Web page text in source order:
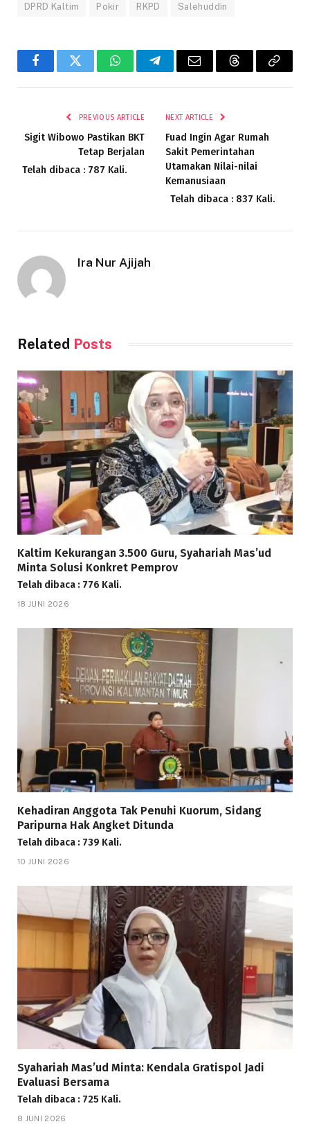
DPRD Kaltim Pokir RKPD Salehuddin
FacebookTwitter WhatsAppTelegramEmail ThreadsCopy
PREVIOUS ARTICLE
Sigit Wibowo Pastikan BKT
Tetap Berjalan
Telah dibaca : 787 Kali.
NEXT ARTICLE
Fuad Ingin Agar Rumah
Sakit Pemerintahan
Utamakan Nilai-nilai
Kemanusiaan
Telah dibaca : 837 Kali.
Ira Nur Ajijah
Related Posts
Kaltim Kekurangan 3.500 Guru, Syahariah Mas’ud
Minta Solusi Konkret Pemprov
Telah dibaca : 776 Kali.
18 JUNI 2026
Kehadiran Anggota Tak Penuhi Kuorum, Sidang
Paripurna Hak Angket Ditunda
Telah dibaca : 739 Kali.
10 JUNI 2026
Syahariah Mas’ud Minta: Kendala Gratispol Jadi
Evaluasi Bersama
Telah dibaca : 725 Kali.
8 JUNI 2026